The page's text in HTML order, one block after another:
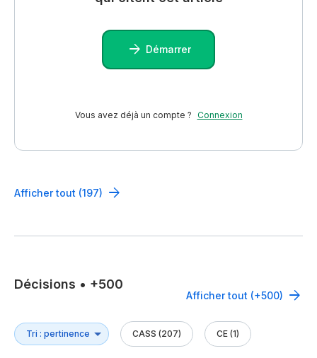
Démarrer
Vous avez déjà un compte ? Connexion
Afficher tout (197)
Décisions • +500
Afficher tout (+500)
CASS (207) CE (1)